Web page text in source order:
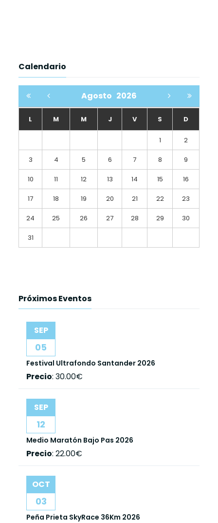
Calendario
Agosto 2026
L M M J V S D
1 2
3 4 5 6 7 8 9
10 11 12 13 14 15 16
17 18 19 20 21 22 23
24 25 26 27 28 29 30
31
Próximos Eventos
SEP
05
Festival Ultrafondo Santander 2026
Precio: 30.00€
SEP
12
Medio Maratón Bajo Pas 2026
Precio: 22.00€
OCT
03
Peña Prieta SkyRace 36Km 2026